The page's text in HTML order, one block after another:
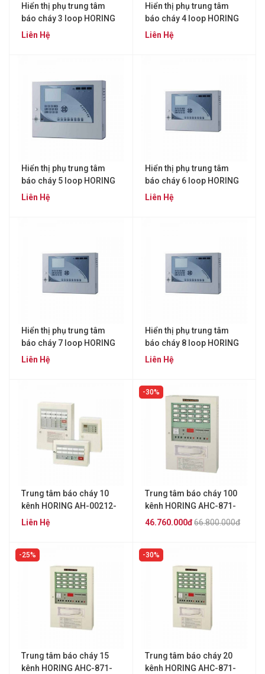
Hiển thị phụ trung tâm
báo cháy 3 loop HORING
QA-16
Liên Hệ
Hiển thị phụ trung tâm
báo cháy 4 loop HORING
QA-16
Liên Hệ
Hiển thị phụ trung tâm
báo cháy 5 loop HORING
QA-16
Liên Hệ
Hiển thị phụ trung tâm
báo cháy 6 loop HORING
QA-16
Liên Hệ
Hiển thị phụ trung tâm
báo cháy 7 loop HORING
QA-16
Liên Hệ
Hiển thị phụ trung tâm
báo cháy 8 loop HORING
QA-16
Liên Hệ
Trung tâm báo cháy 10
kênh HORING AH-00212-
10L
Liên Hệ
30%
Trung tâm báo cháy 100
kênh HORING AHC-871-
100L
66.800.000đ
46.760.000đ
25%
Trung tâm báo cháy 15
kênh HORING AHC-871-
30%
Trung tâm báo cháy 20
kênh HORING AHC-871-